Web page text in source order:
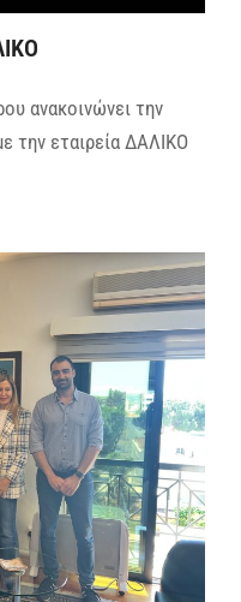
ανακοινώνει την
την εταιρεία ΔΑΛΙΚΟ